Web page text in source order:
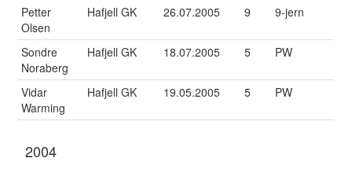
Petter
Olsen
Hafjell GK 26.07.2005 9 9-jern
Sondre
Noraberg
Hafjell GK 18.07.2005 5 PW
Vidar
Warming
Hafjell GK 19.05.2005 5 PW
2004